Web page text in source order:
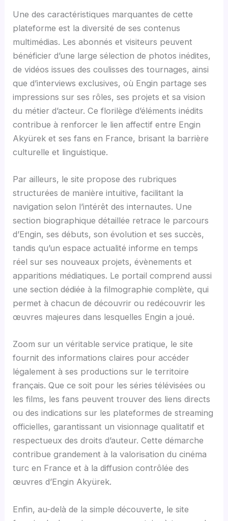
Une des caractéristiques marquantes de cette
plateforme est la diversité de ses contenus
multimédias. Les abonnés et visiteurs peuvent
bénéficier d’une large sélection de photos inédites,
de vidéos issues des coulisses des tournages, ainsi
que d’interviews exclusives, où Engin partage ses
impressions sur ses rôles, ses projets et sa vision
du métier d’acteur. Ce florilège d’éléments inédits
contribue à renforcer le lien affectif entre Engin
Akyürek et ses fans en France, brisant la barrière
culturelle et linguistique.
Par ailleurs, le site propose des rubriques
structurées de manière intuitive, facilitant la
navigation selon l’intérêt des internautes. Une
section biographique détaillée retrace le parcours
d’Engin, ses débuts, son évolution et ses succès,
tandis qu’un espace actualité informe en temps
réel sur ses nouveaux projets, évènements et
apparitions médiatiques. Le portail comprend aussi
une section dédiée à la filmographie complète, qui
permet à chacun de découvrir ou redécouvrir les
œuvres majeures dans lesquelles Engin a joué.
Zoom sur un véritable service pratique, le site
fournit des informations claires pour accéder
légalement à ses productions sur le territoire
français. Que ce soit pour les séries télévisées ou
les films, les fans peuvent trouver des liens directs
ou des indications sur les plateformes de streaming
officielles, garantissant un visionnage qualitatif et
respectueux des droits d’auteur. Cette démarche
contribue grandement à la valorisation du cinéma
turc en France et à la diffusion contrôlée des
œuvres d’Engin Akyürek.
Enfin, au-delà de la simple découverte, le site